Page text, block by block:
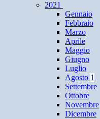
2021
Gennaio
Febbraio
Marzo
Aprile
Maggio
Giugno
Luglio
Agosto 1
Settembre
Ottobre
Novembre
Dicembre